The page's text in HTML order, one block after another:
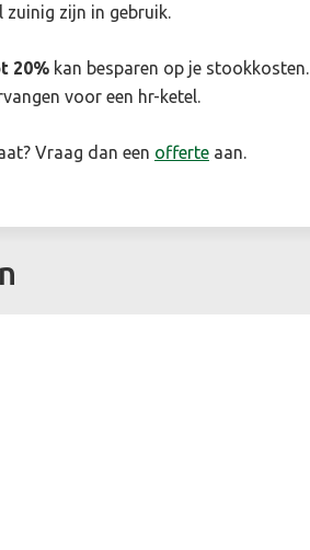
zijn in gebruik.
20% kan besparen op je stookkosten.
voor een hr-ketel.
Vraag dan een offerte aan.